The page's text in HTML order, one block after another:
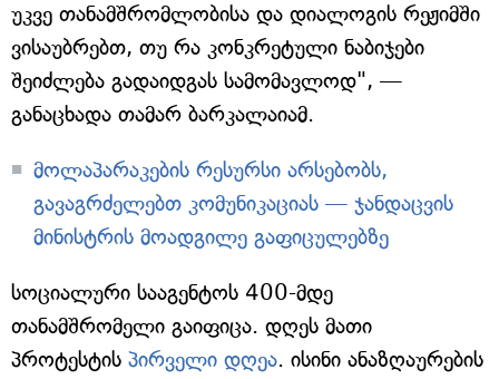
უკვე თანამშრომლობისა და დიალოგის რეჟიმში
ვისაუბრებთ, თუ რა კონკრეტული ნაბიჯები
შეიძლება გადაიდგას სამომავლოდ", —
განაცხადა თამარ ბარკალაიამ.
მოლაპარაკების რესურსი არსებობს,
გავაგრძელებთ კომუნიკაციას — ჯანდაცვის
მინისტრის მოადგილე გაფიცულებზე
სოციალური სააგენტოს 400-მდე
თანამშრომელი გაიფიცა. დღეს მათი
პროტესტის პირველი დღეა. ისინი ანაზღაურების